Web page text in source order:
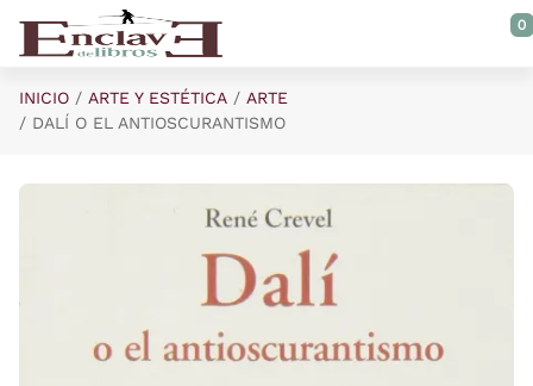
Saltar al contenido principal
0
INICIO ARTE Y ESTÉTICA
ARTE
DALÍ O EL ANTIOSCURANTISMO